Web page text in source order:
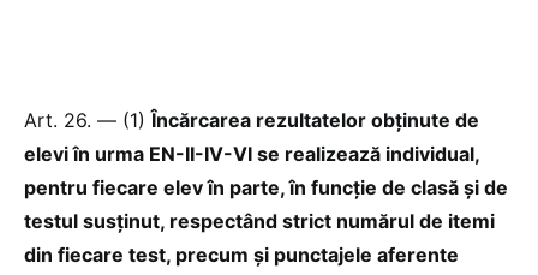
Art. 26. — (1)Încărcarea rezultatelor obținute de
elevi în urma EN-II-IV-VI se realizează individual,
pentru fiecare elev în parte, în funcție de clasă și de
testul susținut, respectând strict numărul de itemi
din fiecare test, precum și punctajele aferente